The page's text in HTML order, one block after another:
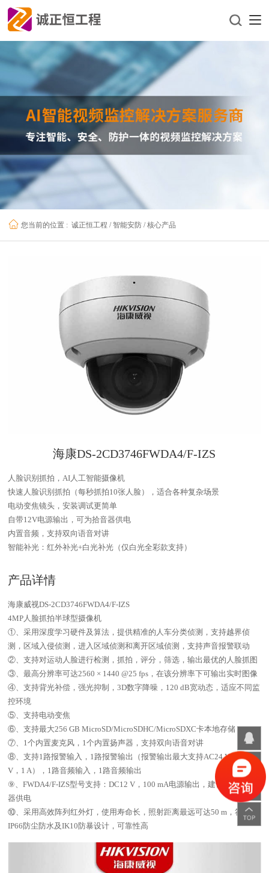
您当前的位置 : 诚正恒工程 / 智能安防 / 核心产品
海康DS-2CD3746FWDA4/F-IZS
人脸识别抓拍，AI人工智能摄像机
快速人脸识别抓拍（每秒抓拍10张人脸），适合各种复杂场景
电动变焦镜头，安装调试更简单
自带12V电源输出，可为拾音器供电
内置音频，支持双向语音对讲
智能补光：红外补光+白光补光（仅白光全彩款支持）
产品详情
海康威视DS-2CD3746FWDA4/F-IZS
4MP人脸抓拍半球型摄像机
①、采用深度学习硬件及算法，提供精准的人车分类侦测，支持越界侦
测，区域入侵侦测，进入区域侦测和离开区域侦测，支持声音报警联动
②、支持对运动人脸进行检测，抓拍，评分，筛选，输出最优的人脸抓图
③、最高分辨率可达2560 × 1440 @25 fps，在该分辨率下可输出实时图像
④、支持背光补偿，强光抑制，3D数字降噪，120 dB宽动态，适应不同监
控环境
⑤、支持电动变焦
⑥、支持最大256 GB MicroSD/MicroSDHC/MicroSDXC卡本地存储
⑦、1个内置麦克风，1个内置扬声器，支持双向语音对讲
⑧、支持1路报警输入，1路报警输出（报警输出最大支持AC24 V/DC24
V，1 A），1路音频输入，1路音频输出
⑨、FWDA4/F-IZS型号支持：DC12 V，100 mA电源输出，建议用于拾音
器供电
⑩、采用高效阵列红外灯，使用寿命长，照射距离最远可达50 m，符合
IP66防尘防水及IK10防暴设计，可靠性高